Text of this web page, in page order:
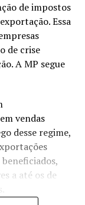
de impostos
Essa
de crise
A MP segue
vendas
desse regime,
a até os de